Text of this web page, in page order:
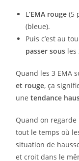
L‘EMA rouge (5
(bleue).
Puis c’est au
passer sous les
Quand les 3 EMA
et rouge, ça
unetendance
Quand on regarde
tout le temps où
situation de
et croit dans le